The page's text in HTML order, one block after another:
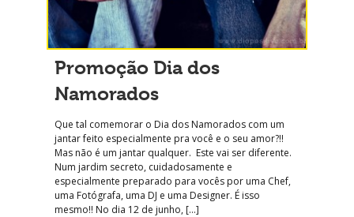
Promoção Dia dos
Namorados
Que tal comemorar o Dia dos Namorados com um
jantar feito especialmente pra você e o seu amor?!!
Mas não é um jantar qualquer. Este vai ser diferente.
Num jardim secreto, cuidadosamente e
especialmente preparado para vocês por uma Chef,
uma Fotógrafa, uma DJ e uma Designer. É isso
mesmo!! No dia 12 de junho, […]